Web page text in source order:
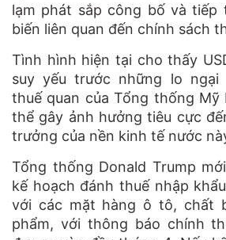
lạm phát sắp công bố và tiếp
biến liên quan đến chính sách
Tình hình hiện tại cho thấy
suy yếu trước những lo ngại
thuế quan của Tổng thống Mỹ
thể gây ảnh hưởng tiêu cực
trưởng của nền kinh tế nước
Tổng thống Donald Trump
kế hoạch đánh thuế nhập
với các mặt hàng ô tô, chất
phẩm, với thông báo chính